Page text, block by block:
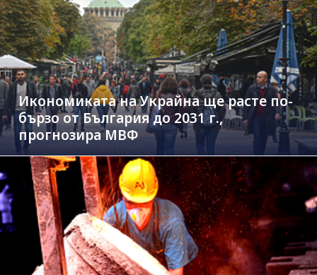
Икономиката на Украйна ще расте по-
бързо от България до 2031 г.,
прогнозира МВФ